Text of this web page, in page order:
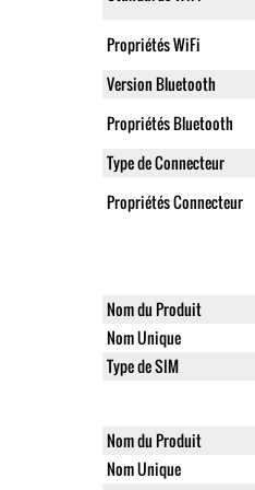
Propriétés WiFi
Version Bluetooth
Propriétés Bluetooth
Type de Connecteur
Propriétés Connecteur
Nom du Produit
Nom Unique
Type de SIM
Nom du Produit
Nom Unique